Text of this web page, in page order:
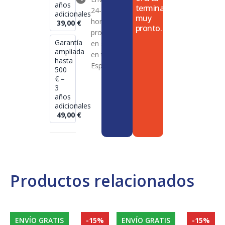
Productos relacionados
ENVÍO GRATIS -15% ENVÍO GRATIS -15%
años
adicionales
39,00 €
Garantía
ampliada
hasta
500
€ –
3
años
adicionales
49,00 €
24-72
horas en
productos
en stock
en toda
España
termina
muy
pronto.